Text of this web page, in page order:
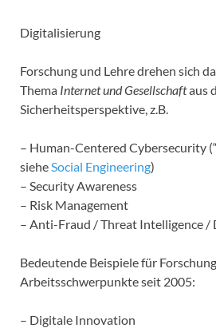
Digitalisierung
Forschung und Lehre drehen sich
Thema Internet und Gesellschaftaus
Sicherheitsperspektive, z.B.
– Human-Centered Cybersecurity
siehe Social Engineering)
– Security Awareness
– Risk Management
– Anti-Fraud / Threat Intelligence /
Bedeutende Beispiele für
Arbeitsschwerpunkte seit 2005:
– Digitale Innovation